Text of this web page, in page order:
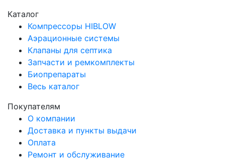
Каталог
Компрессоры HIBLOW
Аэрационные системы
Клапаны для септика
Запчасти и ремкомплекты
Биопрепараты
Весь каталог
Покупателям
О компании
Доставка и пункты выдачи
Оплата
Ремонт и обслуживание